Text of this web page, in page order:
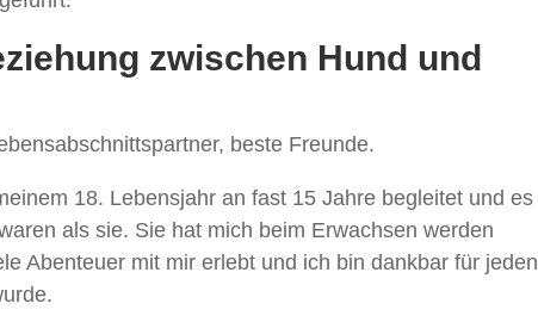
zwischen Hund und
beste Freunde.
18. Lebensjahr an fast 15 Jahre begleitet und es
als sie. Sie hat mich beim Erwachsen werden
Abenteuer mit mir erlebt und ich bin dankbar für jeden